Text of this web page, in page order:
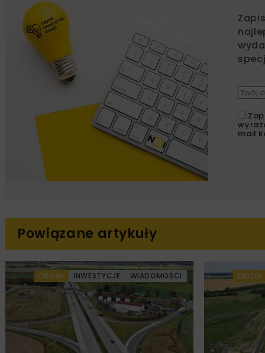
mail
Powiązane artykuły
DROGI INWESTYCJE WIADOMOŚCI DROGI